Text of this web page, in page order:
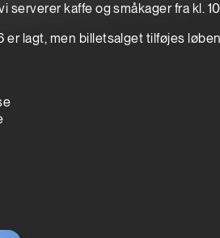
serverer kaffe og småkager fra kl.
er lagt, men billetsalget tilføjes